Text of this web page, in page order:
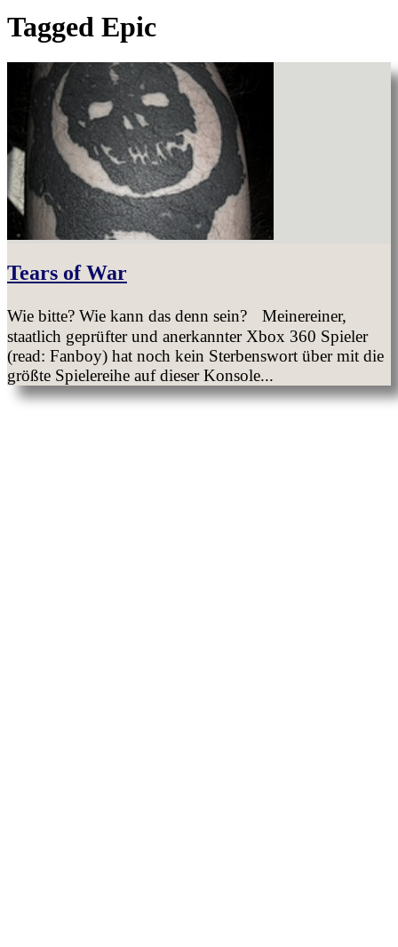
Tagged Epic
Tears of War
Wie bitte? Wie kann das denn sein? Meinereiner,
staatlich geprüfter und anerkannter Xbox 360 Spieler
(read: Fanboy) hat noch kein Sterbenswort über mit die
größte Spielereihe auf dieser Konsole...